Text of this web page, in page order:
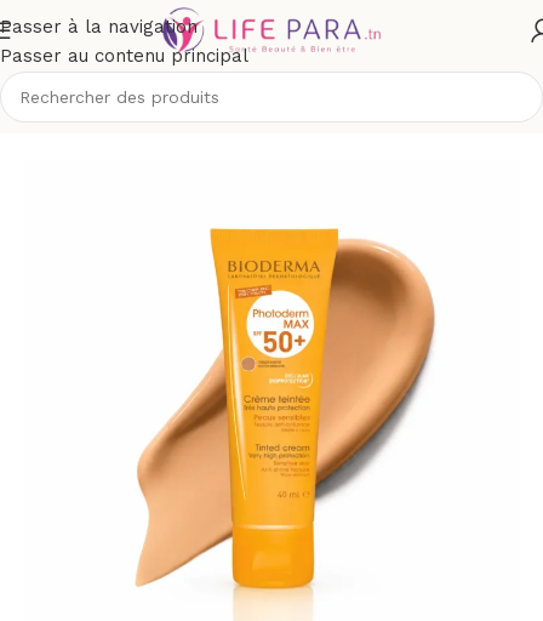
Passer à la navigation
Passer au contenu principal
Accueil/Boutique/Visage/Maquillage/Correcteurs de teint